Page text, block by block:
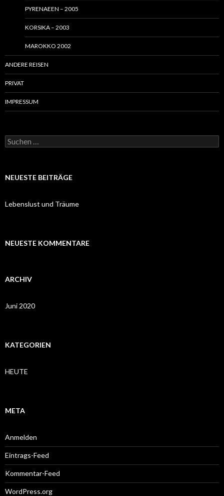
PYRENAEEN – 2005
KORSIKA – 2003
MAROKKO 2002
ANDERE REISEN
PRIVAT
IMPRESSUM
Suchen
nach:
NEUESTE BEITRÄGE
Lebenslust und Träume
NEUESTE KOMMENTARE
ARCHIV
Juni 2020
KATEGORIEN
HEUTE
META
Anmelden
Eintrags-Feed
Kommentar-Feed
WordPress.org